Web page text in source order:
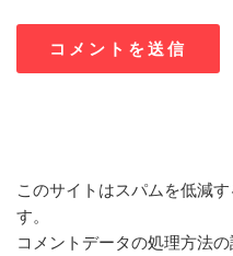
このサイトはスパムを低減
す。
コメントデータの処理方法